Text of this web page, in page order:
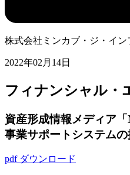
株式会社ミンカブ・ジ・イン
2022年02月14日
フィナンシャル・
資産形成情報メディア
事業サポートシステム
pdf ダウンロード